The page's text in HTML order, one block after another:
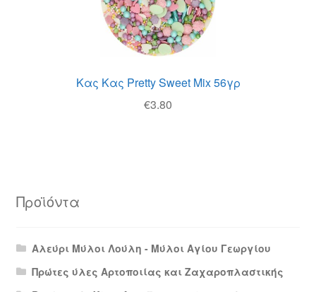
Κας Κας Pretty Sweet Mix 56γρ
€3.80
Προϊόντα
Αλεύρι Μύλοι Λούλη - Μύλοι Αγίου Γεωργίου
Πρώτες ύλες Αρτοποιίας και Ζαχαροπλαστικής